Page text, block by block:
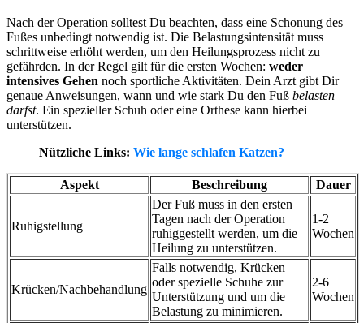
Nach der Operation solltest Du beachten, dass eine Schonung des
Fußes unbedingt notwendig ist. Die Belastungsintensität muss
schrittweise erhöht werden, um den Heilungsprozess nicht zu
gefährden. In der Regel gilt für die ersten Wochen: weder
intensives Gehen noch sportliche Aktivitäten. Dein Arzt gibt Dir
genaue Anweisungen, wann und wie stark Du den Fuß belasten
darfst. Ein spezieller Schuh oder eine Orthese kann hierbei
unterstützen.
Nützliche Links: Wie lange schlafen Katzen?
Aspekt Beschreibung Dauer
Ruhigstellung
Der Fuß muss in den ersten
Tagen nach der Operation
ruhiggestellt werden, um die
Heilung zu unterstützen.
1-2
Wochen
Krücken/Nachbehandlung
Falls notwendig, Krücken
oder spezielle Schuhe zur
Unterstützung und um die
Belastung zu minimieren.
2-6
Wochen